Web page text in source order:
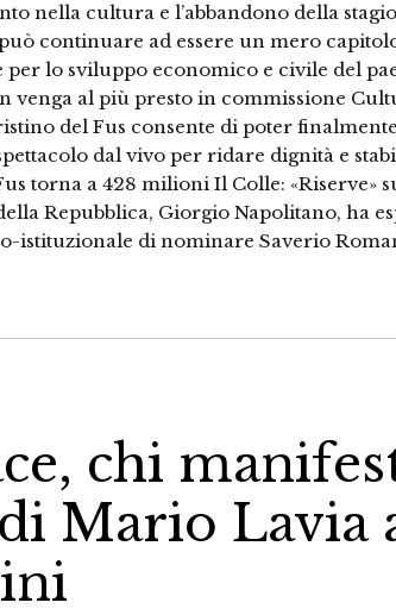
nella cultura e l’abbandono della
continuare ad essere un mero
lo sviluppo economico e civile del
venga al più presto in commissione
del Fus consente di poter
dal vivo per ridare dignità e
torna a 428 milioni Il Colle: «Riserve»
Repubblica, Giorgio Napolitano, ha
istituzionale di nominare Saverio
chi
Mario Lavia